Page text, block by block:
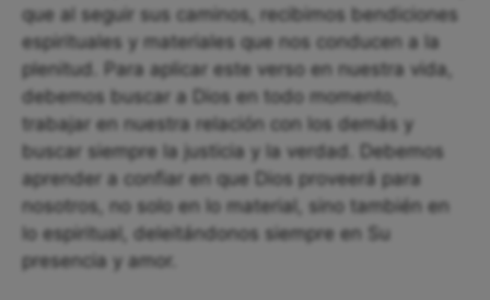
que al seguir sus caminos, recibimos bendiciones
espirituales y materiales que nos conducen a la
plenitud. Para aplicar este verso en nuestra vida,
debemos buscar a Dios en todo momento,
trabajar en nuestra relación con los demás y
buscar siempre la justicia y la verdad. Debemos
aprender a confiar en que Dios proveerá para
nosotros, no solo en lo material, sino también en
lo espiritual, deleitándonos siempre en Su
presencia y amor.